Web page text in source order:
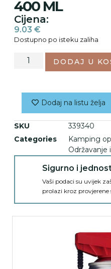
400 ML
Cijena:
9.03 €
Dostupno po isteku zaliha
DODAJ U
Dodaj na listu želja
SKU
339340
Categories
Kamping
Održavanje
Sigurno i
Vaši podaci su uvijek
prolazi kroz provjerene